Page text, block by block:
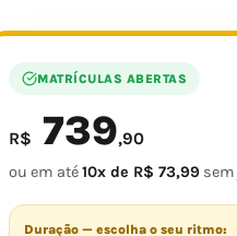
MATRÍCULAS ABERTAS
R$ 739,90
ou em até10x de R$ 73,99
Duração — escolha o seu ritmo: